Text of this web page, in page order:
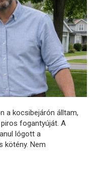
a kocsibejárón álltam,
fogantyúját. A
lógott a
kötény. Nem